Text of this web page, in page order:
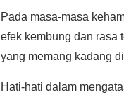
Pada masa-masa
efek kembung dan rasa
yang memang kadang
Hati-hati dalam